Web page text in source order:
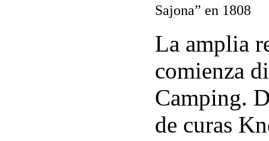
Sajona” en 1808
La amplia
comienza
Camping.
de curas